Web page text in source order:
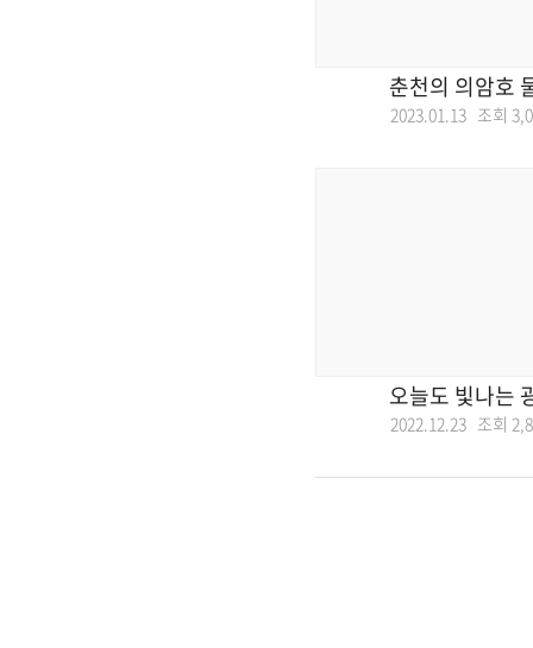
춘천의 의암호
2023.01.13 조회
오늘도 빛나는
2022.12.23 조회